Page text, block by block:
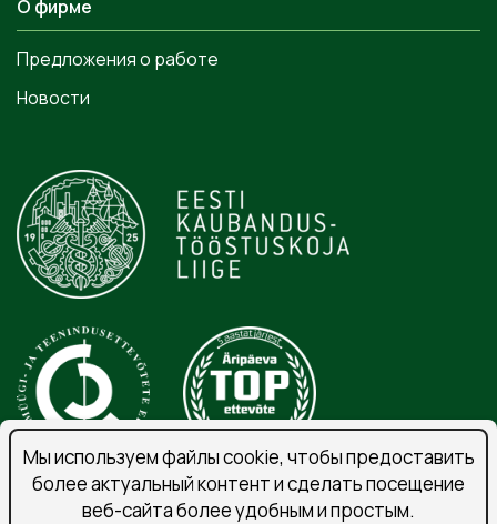
О фирме
Предложения о работе
Новости
Мы используем файлы cookie, чтобы предоставить
более актуальный контент и сделать посещение
веб-сайта более удобным и простым.